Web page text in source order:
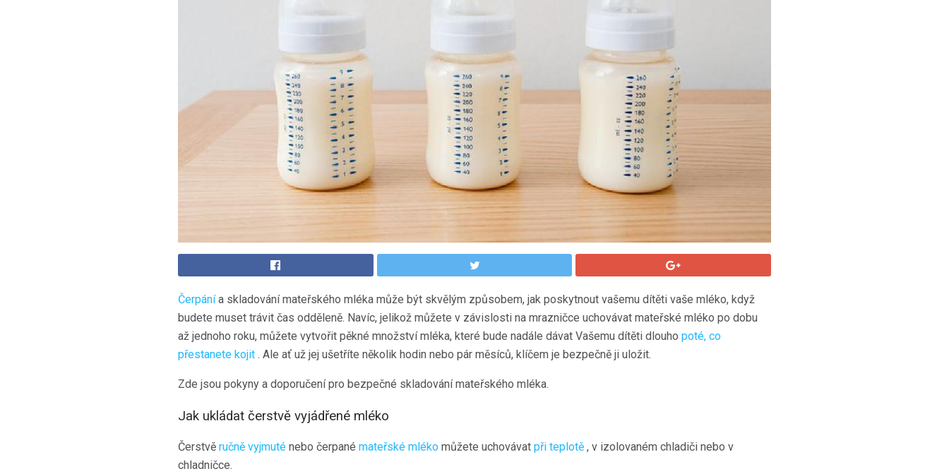
Čerpánía skladování mateřského mléka může být skvělým způsobem, jak poskytnout vašemu dítěti vaše mléko, když
budete muset trávit čas odděleně. Navíc, jelikož můžete v závislosti na mrazničce uchovávat mateřské mléko po dobu
až jednoho roku, můžete vytvořit pěkné množství mléka, které bude nadále dávat Vašemu dítěti dlouho poté, co
přestanete kojit . Ale ať už jej ušetříte několik hodin nebo pár měsíců, klíčem je bezpečně ji uložit.
Zde jsou pokyny a doporučení pro bezpečné skladování mateřského mléka.
Jak ukládat čerstvě vyjádřené mléko
Čerstvě ručně vyjmuté nebo čerpané mateřské mléko můžete uchovávat při teplotě , v izolovaném chladiči nebo v
chladničce.